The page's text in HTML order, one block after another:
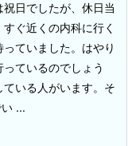
日でしたが、休日当
ぐ近くの内科に行く
ていました。はやり
ているのでしょう
いる人がいます。 そ
...